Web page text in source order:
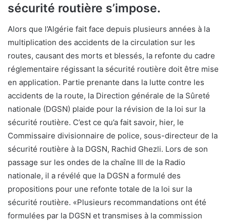
sécurité routière s’impose.
Alors que l’Algérie fait face depuis plusieurs années à la
multiplication des accidents de la circulation sur les
routes, causant des morts et blessés, la refonte du cadre
réglementaire régissant la sécurité routière doit être mise
en application. Partie prenante dans la lutte contre les
accidents de la route, la Direction générale de la Sûreté
nationale (DGSN) plaide pour la révision de la loi sur la
sécurité routière. C’est ce qu’a fait savoir, hier, le
Commissaire divisionnaire de police, sous-directeur de la
sécurité routière à la DGSN, Rachid Ghezli. Lors de son
passage sur les ondes de la chaîne III de la Radio
nationale, il a révélé que la DGSN a formulé des
propositions pour une refonte totale de la loi sur la
sécurité routière. «Plusieurs recommandations ont été
formulées par la DGSN et transmises à la commission